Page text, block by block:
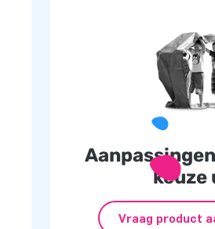
keuze
Vraag product